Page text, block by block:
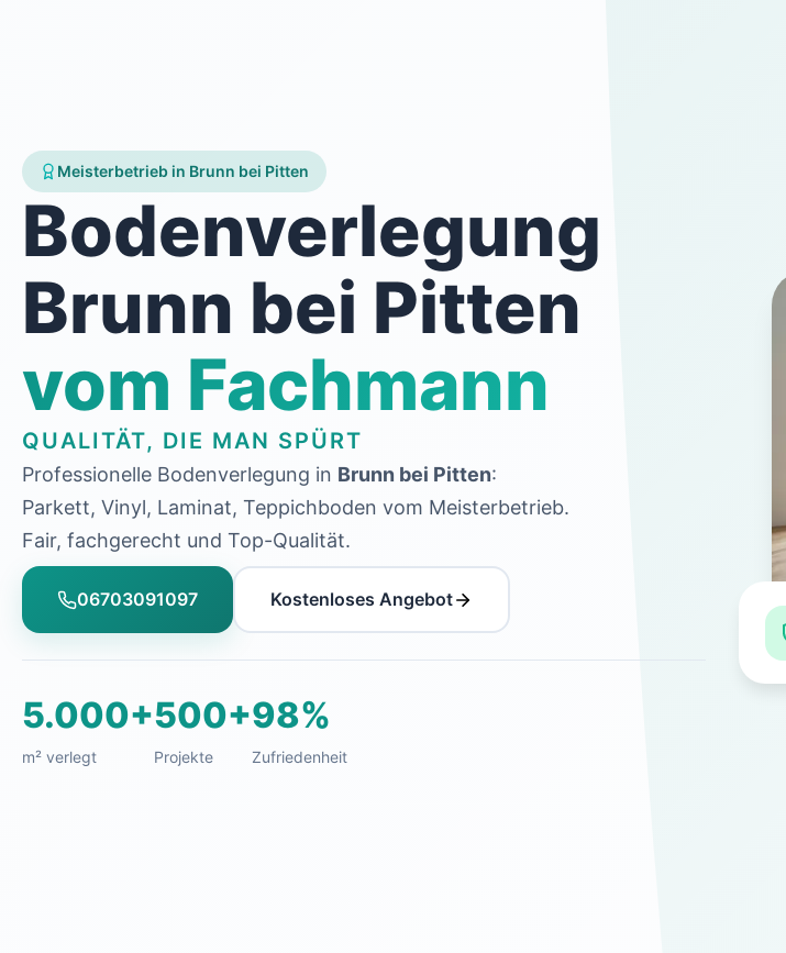
Meisterbetrieb in Brunn bei Pitten
Bodenverlegung
Brunn bei Pitten
vom Fachmann
QUALITÄT, DIE MAN SPÜRT
Professionelle Bodenverlegung in Brunn bei Pitten:
Parkett, Vinyl, Laminat, Teppichboden vom Meisterbetrieb.
Fair, fachgerecht und Top-Qualität.
06703091097 Kostenloses Angebot
5.000+
m² verlegt
500+
Projekte
98%
Zufriedenheit